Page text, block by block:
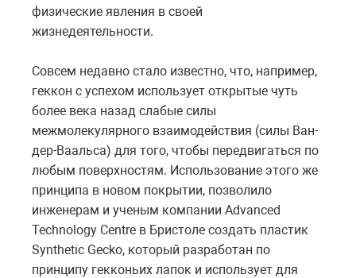
физические явления в своей
жизнедеятельности.
Совсем недавно стало известно, что, например,
геккон с успехом использует открытые чуть
более века назад слабые силы
межмолекулярного взаимодействия (силы Ван-
дер-Ваальса) для того, чтобы передвигаться по
любым поверхностям. Использование этого же
принципа в новом покрытии, позволило
инженерам и ученым компании Advanced
Technology Centre в Бристоле создать пластик
Synthetic Gecko, который разработан по
принципу гекконьих лапок и использует для